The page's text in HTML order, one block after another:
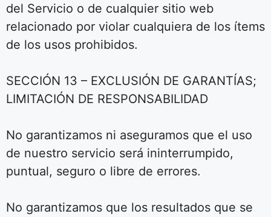
del Servicio o de cualquier sitio web
relacionado por violar cualquiera de los ítems
de los usos prohibidos.
SECCIÓN 13 – EXCLUSIÓN DE GARANTÍAS;
LIMITACIÓN DE RESPONSABILIDAD
No garantizamos ni aseguramos que el uso
de nuestro servicio será ininterrumpido,
puntual, seguro o libre de errores.
No garantizamos que los resultados que se